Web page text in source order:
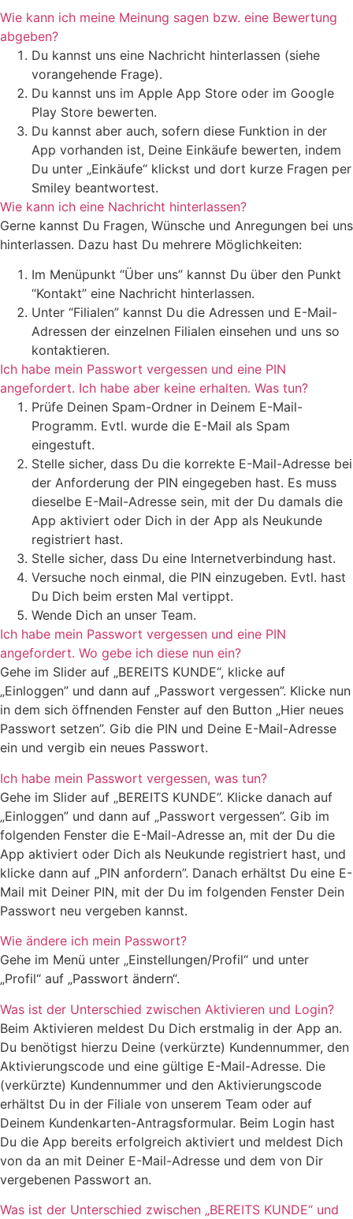
Wie kann ich meine Meinung sagen bzw. eine Bewertung
abgeben?
Du kannst uns eine Nachricht hinterlassen (siehe
vorangehende Frage).
Du kannst uns im Apple App Store oder im Google
Play Store bewerten.
Du kannst aber auch, sofern diese Funktion in der
App vorhanden ist, Deine Einkäufe bewerten, indem
Du unter „Einkäufe“ klickst und dort kurze Fragen per
Smiley beantwortest.
Wie kann ich eine Nachricht hinterlassen?
Gerne kannst Du Fragen, Wünsche und Anregungen bei uns
hinterlassen. Dazu hast Du mehrere Möglichkeiten:
Im Menüpunkt “Über uns” kannst Du über den Punkt
“Kontakt” eine Nachricht hinterlassen.
Unter “Filialen” kannst Du die Adressen und E-Mail-
Adressen der einzelnen Filialen einsehen und uns so
kontaktieren.
Ich habe mein Passwort vergessen und eine PIN
angefordert. Ich habe aber keine erhalten. Was tun?
Prüfe Deinen Spam-Ordner in Deinem E-Mail-
Programm. Evtl. wurde die E-Mail als Spam
eingestuft.
Stelle sicher, dass Du die korrekte E-Mail-Adresse bei
der Anforderung der PIN eingegeben hast. Es muss
dieselbe E-Mail-Adresse sein, mit der Du damals die
App aktiviert oder Dich in der App als Neukunde
registriert hast.
Stelle sicher, dass Du eine Internetverbindung hast.
Versuche noch einmal, die PIN einzugeben. Evtl. hast
Du Dich beim ersten Mal vertippt.
Wende Dich an unser Team.
Ich habe mein Passwort vergessen und eine PIN
angefordert. Wo gebe ich diese nun ein?
Gehe im Slider auf „BEREITS KUNDE“, klicke auf
„Einloggen” und dann auf „Passwort vergessen”. Klicke nun
in dem sich öffnenden Fenster auf den Button „Hier neues
Passwort setzen”. Gib die PIN und Deine E-Mail-Adresse
ein und vergib ein neues Passwort.
Ich habe mein Passwort vergessen, was tun?
Gehe im Slider auf „BEREITS KUNDE”. Klicke danach auf
„Einloggen” und dann auf „Passwort vergessen”. Gib im
folgenden Fenster die E-Mail-Adresse an, mit der Du die
App aktiviert oder Dich als Neukunde registriert hast, und
klicke dann auf „PIN anfordern”. Danach erhältst Du eine E-
Mail mit Deiner PIN, mit der Du im folgenden Fenster Dein
Passwort neu vergeben kannst.
Wie ändere ich mein Passwort?
Gehe im Menü unter „Einstellungen/Profil“ und unter
„Profil“ auf „Passwort ändern“.
Was ist der Unterschied zwischen Aktivieren und Login?
Beim Aktivieren meldest Du Dich erstmalig in der App an.
Du benötigst hierzu Deine (verkürzte) Kundennummer, den
Aktivierungscode und eine gültige E-Mail-Adresse. Die
(verkürzte) Kundennummer und den Aktivierungscode
erhältst Du in der Filiale von unserem Team oder auf
Deinem Kundenkarten-Antragsformular. Beim Login hast
Du die App bereits erfolgreich aktiviert und meldest Dich
von da an mit Deiner E-Mail-Adresse und dem von Dir
vergebenen Passwort an.
Was ist der Unterschied zwischen „BEREITS KUNDE“ und